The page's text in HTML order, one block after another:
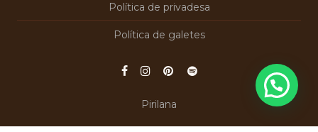
Política de privadesa
Política de galetes
Pirilana